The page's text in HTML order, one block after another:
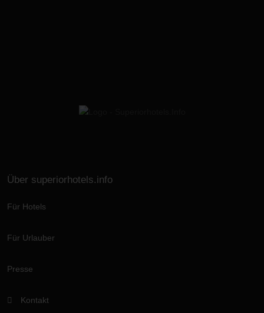
Über superiorhotels.info
Für Hotels
Für Urlauber
Presse
Kontakt